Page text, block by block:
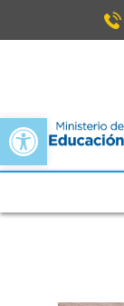
Open